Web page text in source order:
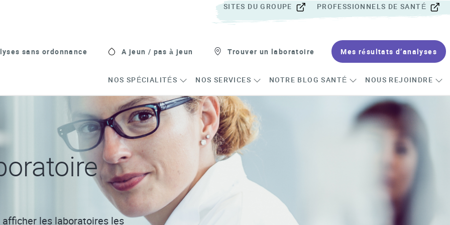
SITES DU GROUPE PROFESSIONNELS DE SANTÉ
sans ordonnance A jeun / pas à jeun Trouver un laboratoire Mes résultats d’analyses
NOS SPÉCIALITÉS NOS SERVICES NOTRE BLOG SANTÉ NOUS REJOINDRE
les laboratoires les